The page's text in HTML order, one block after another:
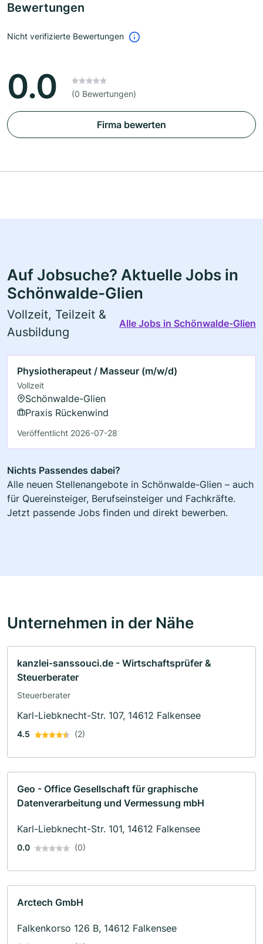
Bewertungen
Nicht verifizierte Bewertungen
0.0 (0 Bewertungen)
Firma bewerten
Auf Jobsuche? Aktuelle Jobs in
Schönwalde-Glien
Vollzeit, Teilzeit &
Ausbildung
Alle Jobs in Schönwalde-Glien
Physiotherapeut / Masseur (m/w/d)
Vollzeit
Schönwalde-Glien
Praxis Rückenwind
Veröffentlicht 2026-07-28
Nichts Passendes dabei?
Alle neuen Stellenangebote in Schönwalde-Glien – auch
für Quereinsteiger, Berufseinsteiger und Fachkräfte.
Jetzt passende Jobs finden und direkt bewerben.
Unternehmen in der Nähe
kanzlei-sanssouci.de - Wirtschaftsprüfer &
Steuerberater
Steuerberater
Karl-Liebknecht-Str. 107, 14612 Falkensee
4.5 (2)
Geo - Office Gesellschaft für graphische
Datenverarbeitung und Vermessung mbH
Karl-Liebknecht-Str. 101, 14612 Falkensee
0.0 (0)
Arctech GmbH
Falkenkorso 126 B, 14612 Falkensee